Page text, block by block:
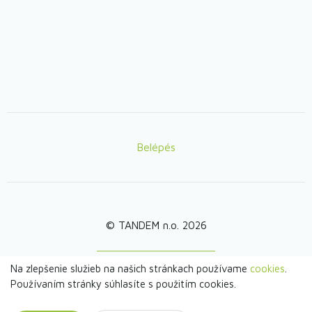
Belépés
© TANDEM n.o. 2026
webdesign by
Na zlepšenie služieb na našich stránkach používame cookies
Používaním stránky súhlasíte s použitím cookies.